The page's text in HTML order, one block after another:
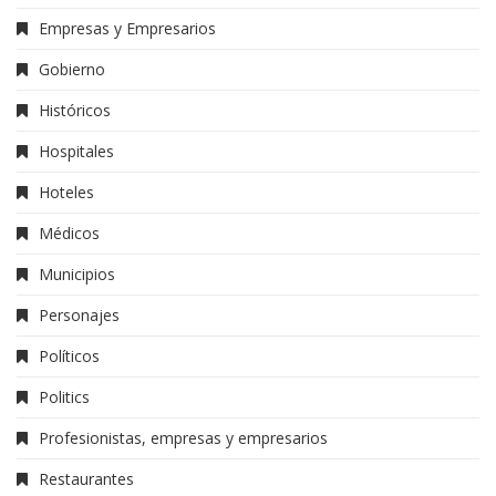
Empresas y Empresarios
Gobierno
Históricos
Hospitales
Hoteles
Médicos
Municipios
Personajes
Políticos
Politics
Profesionistas, empresas y empresarios
Restaurantes